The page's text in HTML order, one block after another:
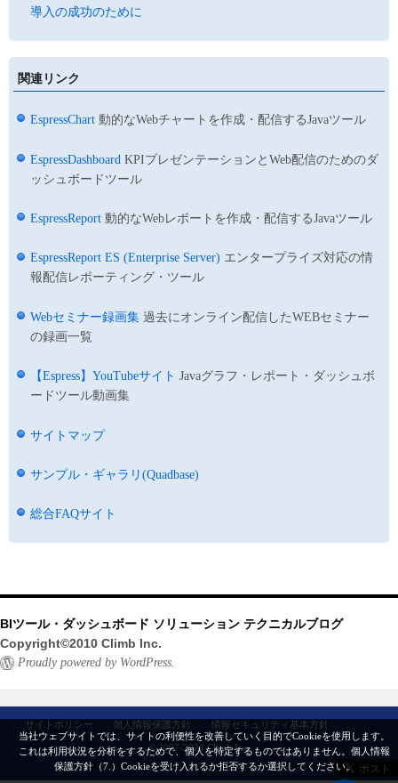
導入の成功のために
関連リンク
EspressChart 動的なWebチャートを作成・配信するJavaツール
EspressDashboard KPIプレゼンテーションとWeb配信のためのダ
ッシュボードツール
EspressReport 動的なWebレポートを作成・配信するJavaツール
EspressReport ES (Enterprise Server) エンタープライズ対応の情
報配信レポーティング・ツール
Webセミナー録画集 過去にオンライン配信したWEBセミナー
の録画一覧
【Espress】YouTubeサイト Javaグラフ・レポート・ダッシュボ
ードツール動画集
サイトマップ
サンプル・ギャラリ(Quadbase)
総合FAQサイト
BIツール・ダッシュボード ソリューション テクニカルブログ
Copyright©2010 Climb Inc.
Proudly powered by WordPress.
サイトポリシー 個人情報保護方針 情報セキュリティ基本方針
© 2007-2024 Climb Inc.
当社ウェブサイトでは、サイトの利便性を改善していく目的でCookieを使用します。
これは利用状況を分析をするためで、個人を特定するものではありません。 個人情報
保護方針（7.） Cookieを受け入れるか拒否するか選択してください。